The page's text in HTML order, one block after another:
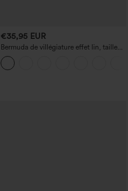
€35,95 EUR
Bermuda de villégiature effet lin, taille
haute, ourlet roulotté, longueur 10'' avec
poches